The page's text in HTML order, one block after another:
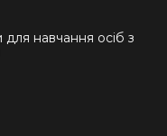
для навчання осіб з